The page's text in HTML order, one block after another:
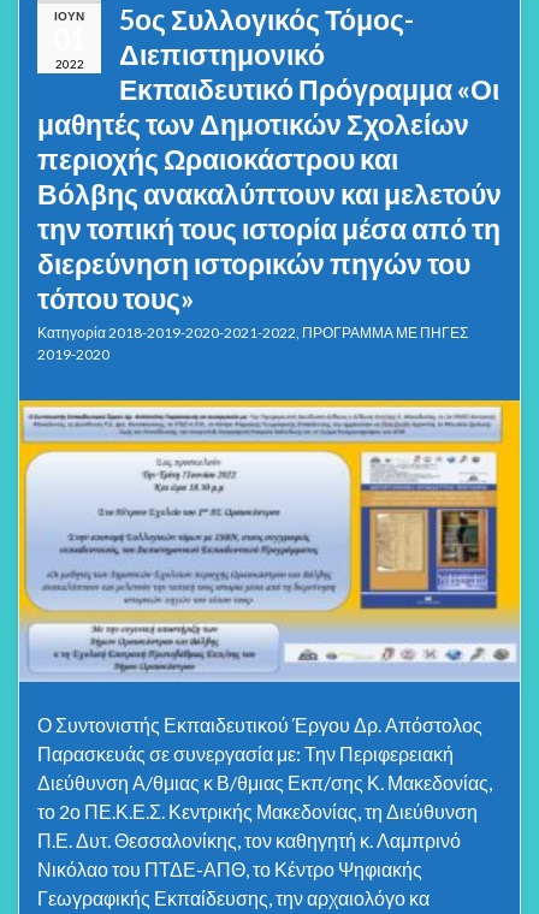
ΙΟΎΝ
2022
5ος Συλλογικός Τόμος-
Διεπιστημονικό
Εκπαιδευτικό Πρόγραμμα «Οι
μαθητές των Δημοτικών Σχολείων
περιοχής Ωραιοκάστρου και
Βόλβης ανακαλύπτουν και μελετούν
την τοπική τους ιστορία μέσα από τη
διερεύνηση ιστορικών πηγών του
τόπου τους»
Κατηγορία2018-2019-2020-2021-2022 ΠΡΟΓΡΑΜΜΑ ΜΕ ΠΗΓΕΣ
2019-2020
Ο Συντονιστής Εκπαιδευτικού Έργου Δρ. Απόστολος
Παρασκευάς σε συνεργασία με: Την Περιφερειακή
Διεύθυνση Α/θμιας κ Β/θμιας Εκπ/σης Κ. Μακεδονίας,
το 2ο ΠΕ.Κ.Ε.Σ. Κεντρικής Μακεδονίας, τη Διεύθυνση
Π.Ε. Δυτ. Θεσσαλονίκης, τον καθηγητή κ. Λαμπρινό
Νικόλαο του ΠΤΔΕ-ΑΠΘ, το Κέντρο Ψηφιακής
Γεωγραφικής Εκπαίδευσης, την αρχαιολόγο κα